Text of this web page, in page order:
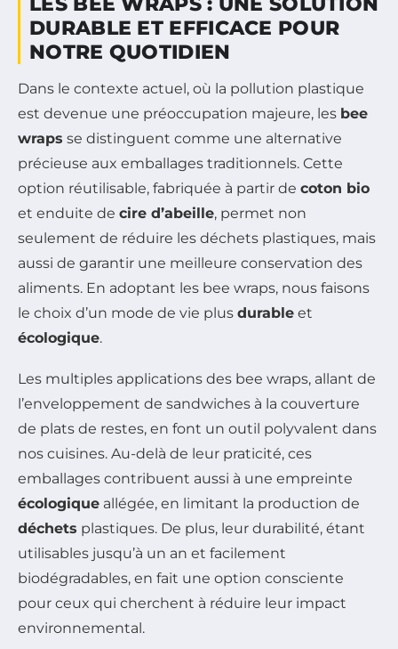
DURABLE ET EFFICACE POUR
NOTRE QUOTIDIEN
Dans le contexte actuel, où la pollution plastique
est devenue une préoccupation majeure, les bee
wraps se distinguent comme une alternative
précieuse aux emballages traditionnels. Cette
option réutilisable, fabriquée à partir de coton bio
et enduite de cire d’abeille, permet non
seulement de réduire les déchets plastiques, mais
aussi de garantir une meilleure conservation des
aliments. En adoptant les bee wraps, nous faisons
le choix d’un mode de vie plus durable et
écologique.
Les multiples applications des bee wraps, allant de
l’enveloppement de sandwiches à la couverture
de plats de restes, en font un outil polyvalent dans
nos cuisines. Au-delà de leur praticité, ces
emballages contribuent aussi à une empreinte
écologique allégée, en limitant la production de
déchets plastiques. De plus, leur durabilité, étant
utilisables jusqu’à un an et facilement
biodégradables, en fait une option consciente
pour ceux qui cherchent à réduire leur impact
environnemental.